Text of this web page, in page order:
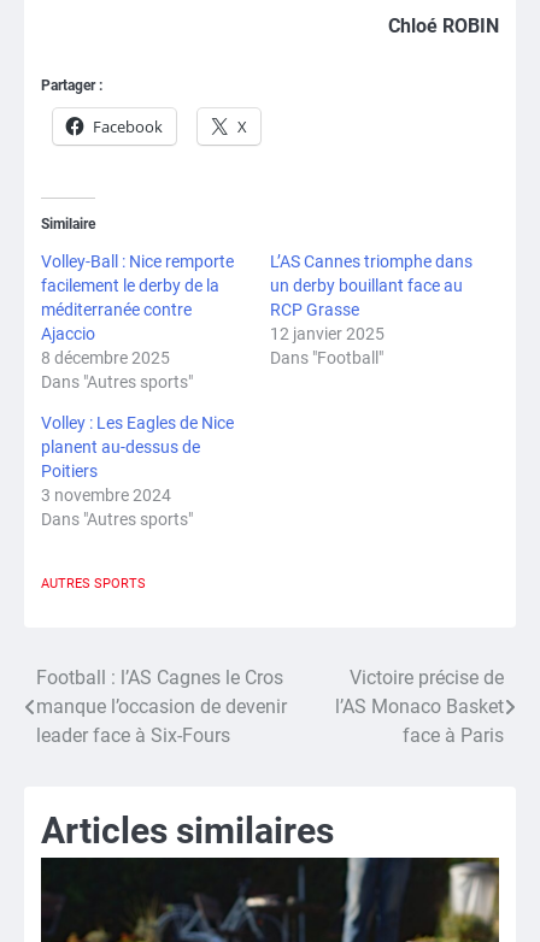
Chloé ROBIN
Partager :
Facebook X
Similaire
Volley-Ball : Nice remporte
facilement le derby de la
méditerranée contre
Ajaccio
8 décembre 2025
Dans "Autres sports"
L’AS Cannes triomphe dans
un derby bouillant face au
RCP Grasse
12 janvier 2025
Dans "Football"
Volley : Les Eagles de Nice
planent au-dessus de
Poitiers
3 novembre 2024
Dans "Autres sports"
AUTRES SPORTS
Navigation
de
Football : l’AS Cagnes le Cros
manque l’occasion de devenir
leader face à Six-Fours
Victoire précise de
l’AS Monaco Basket
face à Paris
Articles similaires